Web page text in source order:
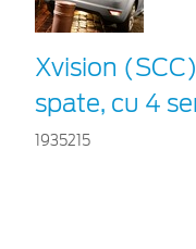
Xvision
spate, cu 4
1935215